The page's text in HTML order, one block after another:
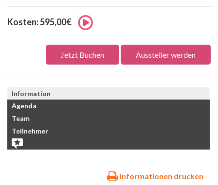
Kosten: 595,00€
Jetzt Buchen Aussteller werden
Information
Agenda
Team
Teilnehmer
Informationen drucken